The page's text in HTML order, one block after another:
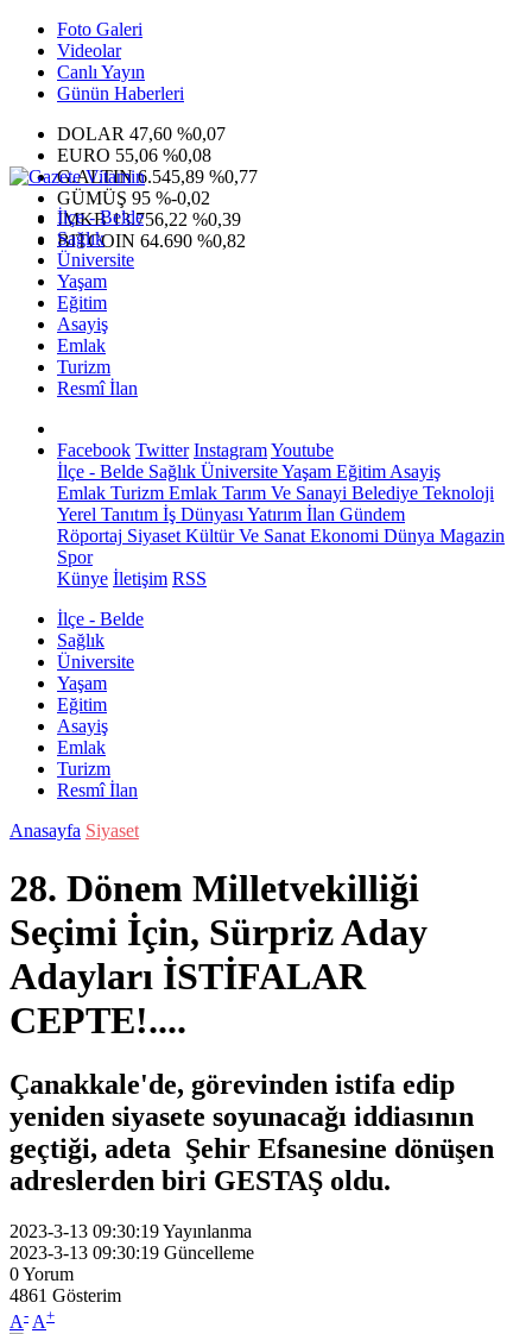
Foto Galeri
Videolar
Canlı Yayın
Günün Haberleri
DOLAR 47,60 %0,07
EURO 55,06 %0,08
G.ALTIN6.545,89 %0,77
GÜMÜŞ 95 %-0,02
IMKB13.756,22 %0,39
BITCOIN 64.690 %0,82
İlçe - Belde
Sağlık
Üniversite
Yaşam
Eğitim
Asayiş
Emlak
Turizm
Resmî İlan
Facebook Twitter InstagramYoutube
İlçe - Belde Sağlık ÜniversiteYaşam Eğitim Asayiş
Emlak Turizm Emlak Tarım Ve Sanayi Belediye Teknoloji
Yerel Tanıtım İş Dünyası Yatırım İlan Gündem
Röportaj Siyaset Kültür Ve Sanat Ekonomi Dünya Magazin
Spor
Künye İletişim RSS
İlçe - Belde
Sağlık
Üniversite
Yaşam
Eğitim
Asayiş
Emlak
Turizm
Resmî İlan
Anasayfa Siyaset
28. Dönem Milletvekilliği
Seçimi İçin, Sürpriz Aday
Adayları İSTİFALAR
CEPTE!....
Çanakkale'de, görevinden istifa edip
yeniden siyasete soyunacağı iddiasının
geçtiği, adeta Şehir Efsanesine dönüşen
adreslerden biri GESTAŞ oldu.
2023-3-13 09:30:19Yayınlanma
2023-3-13 09:30:19 Güncelleme
0Yorum
4861 Gösterim
A- A+